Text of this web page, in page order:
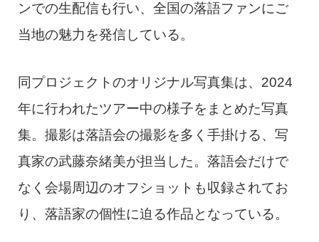
ンでの生配信も行い、全国の落語ファンにご
当地の魅力を発信している。
同プロジェクトのオリジナル写真集は、2024
年に行われたツアー中の様子をまとめた写真
集。撮影は落語会の撮影を多く手掛ける、写
真家の武藤奈緒美が担当した。落語会だけで
なく会場周辺のオフショットも収録されてお
り、落語家の個性に迫る作品となっている。